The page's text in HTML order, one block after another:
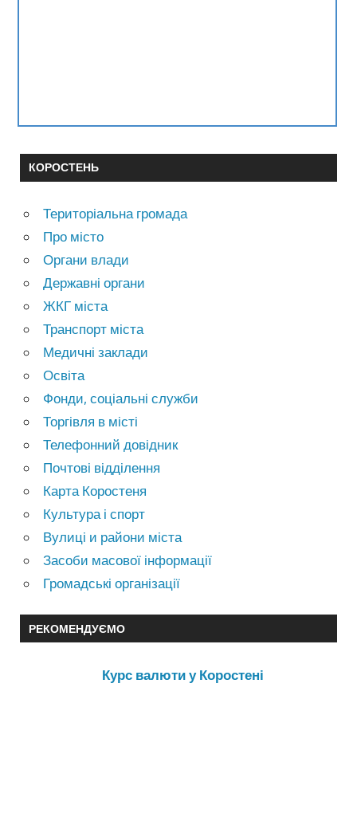
КОРОСТЕНЬ
Територіальна громада
Про місто
Органи влади
Державні органи
ЖКГ міста
Транспорт міста
Медичні заклади
Освіта
Фонди, соціальні служби
Торгівля в місті
Телефонний довідник
Почтові відділення
Карта Коростеня
Культура і спорт
Вулиці и райони міста
Засоби масової інформації
Громадські організації
РЕКОМЕНДУЄМО
Курс валюти у Коростені